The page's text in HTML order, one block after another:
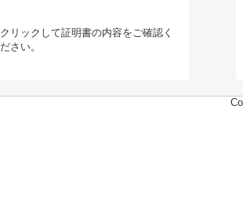
クリックして証明書の内容をご確認く
ださい。